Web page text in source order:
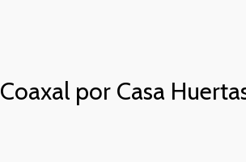
Coaxal por Casa